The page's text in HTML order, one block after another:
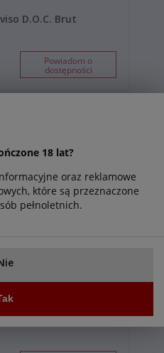
18 lat?
oraz reklamowe
które są przeznaczone
pełnoletnich.
Brut
Powiadom o
dostępności
D.O.C. Extradry